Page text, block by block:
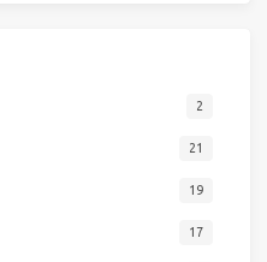
2
21
19
17